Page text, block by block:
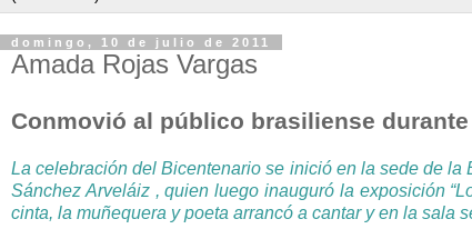
domingo, 10 de julio de 2011
Amada Rojas Vargas
Conmovió al público brasiliense
La celebración del Bicentenario se inició en la sede de
Sánchez Arveláiz , quien luego inauguró la exposición
cinta, la muñequera y poeta arrancó a cantar y en la sala